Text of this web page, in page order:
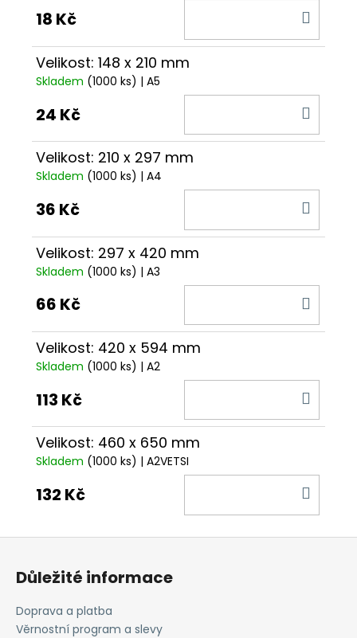
18 Kč
Velikost: 148 x 210 mm
Skladem (1000 ks) | A5
24 Kč
Velikost: 210 x 297 mm
Skladem (1000 ks) | A4
36 Kč
Velikost: 297 x 420 mm
Skladem (1000 ks) | A3
66 Kč
Velikost: 420 x 594 mm
Skladem (1000 ks) | A2
113 Kč
Velikost: 460 x 650 mm
Skladem (1000 ks) | A2VETSI
132 Kč
Z
Důležité informace
Doprava a platba
Věrnostní program a slevy